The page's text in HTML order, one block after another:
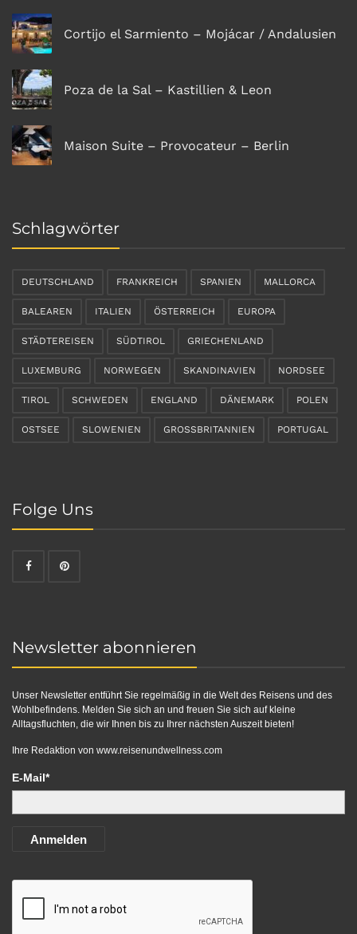
Cortijo el Sarmiento – Mojácar / Andalusien
Poza de la Sal – Kastillien & Leon
Maison Suite – Provocateur – Berlin
Schlagwörter
DEUTSCHLAND FRANKREICH SPANIEN MALLORCA
BALEAREN ITALIEN ÖSTERREICH EUROPA
STÄDTEREISEN SÜDTIROL GRIECHENLAND
LUXEMBURG NORWEGEN SKANDINAVIEN NORDSEE
TIROL SCHWEDEN ENGLAND DÄNEMARK POLEN
OSTSEE SLOWENIEN GROSSBRITANNIEN PORTUGAL
Folge Uns
Newsletter abonnieren
Unser Newsletter entführt Sie regelmäßig in die Welt des Reisens und des
Wohlbefindens. Melden Sie sich an und freuen Sie sich auf kleine
Alltagsfluchten, die wir Ihnen bis zu Ihrer nächsten Auszeit bieten!
Ihre Redaktion von www.reisenundwellness.com
E-Mail*
Anmelden